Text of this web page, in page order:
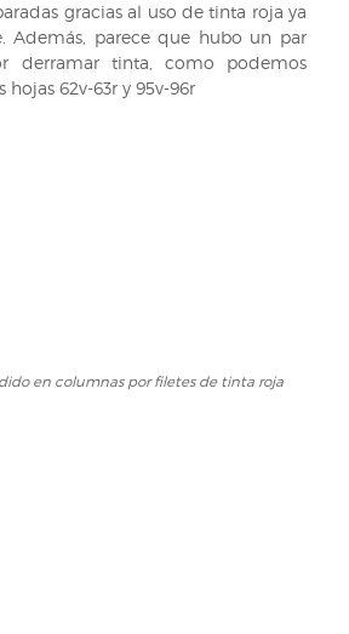
gracias al uso de tinta roja ya
Además, parece que hubo un par
derramar tinta, como podemos
hojas 62v-63r y 95v-96r
en columnas por filetes de tinta roja